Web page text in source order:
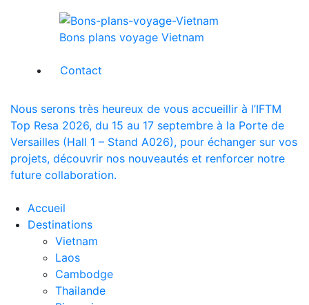
Bons plans voyage Vietnam
Contact
Nous serons très heureux de vous accueillir à l’IFTM
Top Resa 2026, du 15 au 17 septembre à la Porte de
Versailles (Hall 1 – Stand A026), pour échanger sur vos
projets, découvrir nos nouveautés et renforcer notre
future collaboration.
Accueil
Destinations
Vietnam
Laos
Cambodge
Thailande